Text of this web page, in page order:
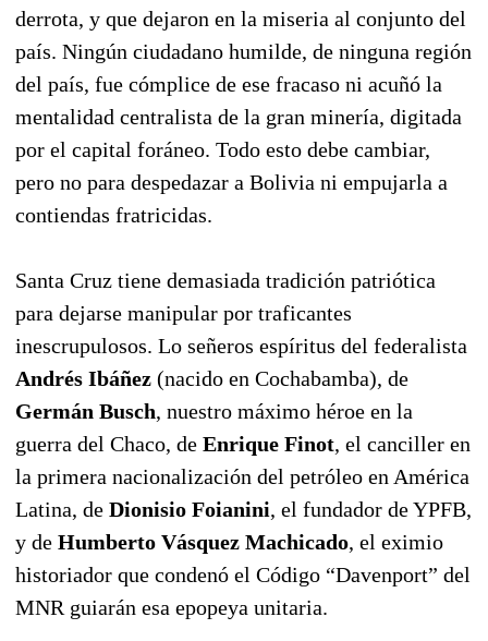
derrota, y que dejaron en la miseria al conjunto del
país. Ningún ciudadano humilde, de ninguna región
del país, fue cómplice de ese fracaso ni acuñó la
mentalidad centralista de la gran minería, digitada
por el capital foráneo. Todo esto debe cambiar,
pero no para despedazar a Bolivia ni empujarla a
contiendas fratricidas.
Santa Cruz tiene demasiada tradición patriótica
para dejarse manipular por traficantes
inescrupulosos. Lo señeros espíritus del federalista
Andrés Ibáñez (nacido en Cochabamba), de
Germán Busch, nuestro máximo héroe en la
guerra del Chaco, de Enrique Finot, el canciller en
la primera nacionalización del petróleo en América
Latina, de Dionisio Foianini, el fundador de YPFB,
y de Humberto Vásquez Machicado, el eximio
historiador que condenó el Código “Davenport” del
MNR guiarán esa epopeya unitaria.